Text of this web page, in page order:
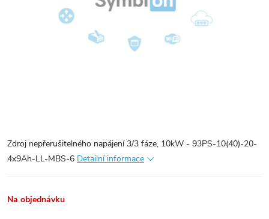
Zdroj nepřerušitelného napájení 3/3 fáze, 10kW - 93PS-10(40)-20-
4x9Ah-LL-MBS-6 Detailní informace
Na objednávku